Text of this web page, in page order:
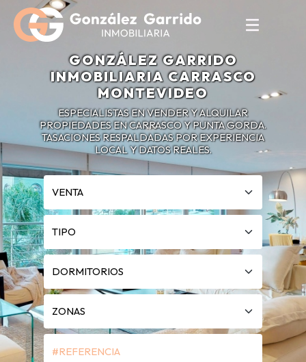
GONZÁLEZ GARRIDO
INMOBILIARIA CARRASCO
MONTEVIDEO
ESPECIALISTAS EN VENDER Y ALQUILAR
PROPIEDADES EN CARRASCO Y PUNTA GORDA.
TASACIONES RESPALDADAS POR EXPERIENCIA
LOCAL Y DATOS REALES.